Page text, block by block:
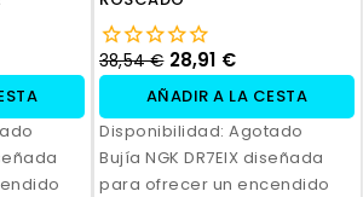
38,54 € 28,91 €
AÑADIR A LA CESTA
Disponibilidad: Agotado
Bujía NGK DR7EIX diseñada
para ofrecer un encendido